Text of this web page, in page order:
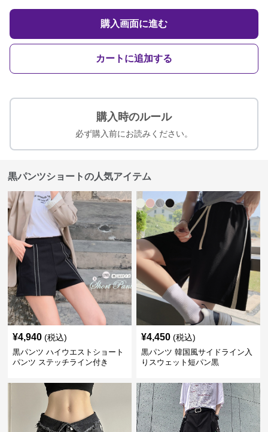
購入画面に進む
カートに追加する
購入時のルール
必ず購入前にお読みください。
黒パンツショートの人気アイテム
¥4,940 (税込)
黒パンツ ハイウエストショート
パンツ ステッチライン付き
¥4,450 (税込)
黒パンツ 韓国風サイドライン入
りスウェット短パン黒